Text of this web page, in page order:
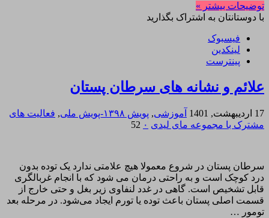
توضیحات بیشتر »
با دوستانتان به اشتراک بگذارید
فیسبوک
لینکدین
پینترست
علائم و نشانه های سرطان پستان
17 اردیبهشت, 1401 آموزشی, پویش ۱۳۹۸-پویش ملی , فعالیت های
مشترک با مجموعه مای لیدی ۰ 52
سرطان پستان در شروع معمولا هیچ علامتی ندارد یک توده بدون
درد کوچک است و به راحتی درمان می شود که با انجام غربالگری
قابل تشخیص است. گاهی در غدد لنفاوی زیر بغل و حتی خارج از
قسمت اصلی پستان باعث توده یا تورم ایجاد می‌شود. در مرحله بعد
تومور …